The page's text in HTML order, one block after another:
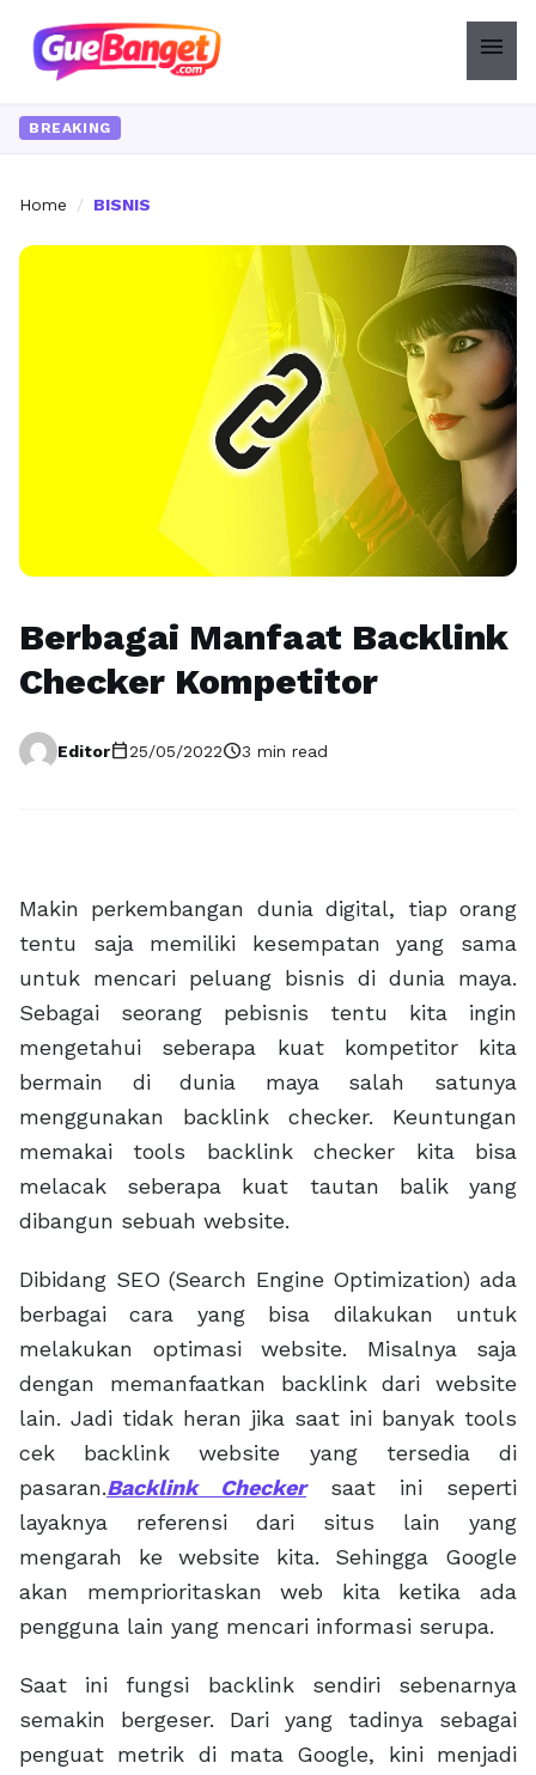
menu
BREAKING
Home / BISNIS
Berbagai Manfaat Backlink
Checker Kompetitor
Editorcalendar_today25/05/2022schedule3 min read
Makin perkembangan dunia digital, tiap orang
tentu saja memiliki kesempatan yang sama
untuk mencari peluang bisnis di dunia maya.
Sebagai seorang pebisnis tentu kita ingin
mengetahui seberapa kuat kompetitor kita
bermain di dunia maya salah satunya
menggunakan backlink checker. Keuntungan
memakai tools backlink checker kita bisa
melacak seberapa kuat tautan balik yang
dibangun sebuah website.
Dibidang SEO (Search Engine Optimization) ada
berbagai cara yang bisa dilakukan untuk
melakukan optimasi website. Misalnya saja
dengan memanfaatkan backlink dari website
lain. Jadi tidak heran jika saat ini banyak tools
cek backlink website yang tersedia di
pasaran.Backlink Checkersaat ini seperti
layaknya referensi dari situs lain yang
mengarah ke website kita. Sehingga Google
akan memprioritaskan web kita ketika ada
pengguna lain yang mencari informasi serupa.
Saat ini fungsi backlink sendiri sebenarnya
semakin bergeser. Dari yang tadinya sebagai
penguat metrik di mata Google, kini menjadi